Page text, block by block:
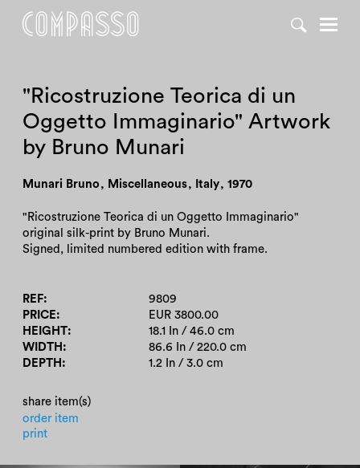
"Ricostruzione Teorica di un
Oggetto Immaginario" Artwork
by Bruno Munari
Munari Bruno , Miscellaneous, Italy, 1970
"Ricostruzione Teorica di un Oggetto Immaginario"
original silk-print by Bruno Munari.
Signed, limited numbered edition with frame.
REF
9809
PRICE
EUR 3800.00
HEIGHT
18.1 In / 46.0 cm
WIDTH
86.6 In / 220.0 cm
DEPTH
1.2 In / 3.0 cm
share item(s)
order item
print